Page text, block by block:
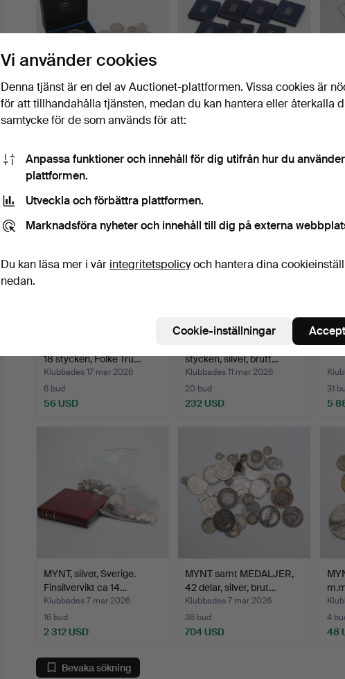
SILVERMYNT, stycken,
23 bud
316 USD
MYNT, 9 stycken, silver,
23 bud
36
18 stycken, Folke Tru…
Klubbades 17 mar 2026
6 bud
56 USD
MYNT samt MEDALJ 26
stycken, silver, brutt…
Klubbades 11 mar 2026
20 bud
232 USD
31
5
MYNT, silver, Sverige.
Finsilvervikt ca 14…
Klubbades 7 mar 2026
16 bud
2 312 USD
MYNT samt MEDALJER,
42 delar, silver, brut…
Klubbades 7 mar 2026
36 bud
704 USD
4
48
Bevaka sökning
Vi använder cookies
Denna tjänst är en del av Auctionet-plattformen. Vissa cookies är
för att tillhandahålla tjänsten, medan du kan hantera eller återkalla
samtycke för de som används för att:
Anpassa funktioner och innehåll för dig utifrån hur du använder
plattformen.
Utveckla och förbättra plattformen.
Marknadsföra nyheter och innehåll till dig på externa
Du kan läsa mer i vår integritetspolicyoch hantera dina
nedan.
Cookie-inställningar